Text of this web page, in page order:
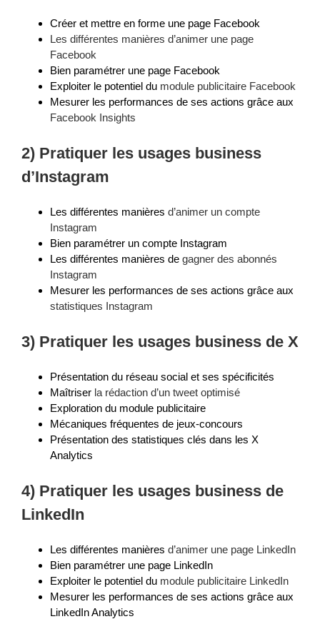
Créer et mettre en forme une page Facebook
Les différentes manières d’animer une page
Facebook
Bien paramétrer une page Facebook
Exploiter le potentiel du module publicitaire Facebook
Mesurer les performances de ses actions grâce aux
Facebook Insights
2) Pratiquer les usages business
d’Instagram
Les différentes manières d’animer un compte
Instagram
Bien paramétrer un compte Instagram
Les différentes manières de gagner des abonnés
Instagram
Mesurer les performances de ses actions grâce aux
statistiques Instagram
3) Pratiquer les usages business de X
Présentation du réseau social et ses spécificités
Maîtriser la rédaction d’un tweet optimisé
Exploration du module publicitaire
Mécaniques fréquentes de jeux-concours
Présentation des statistiques clés dans les X
Analytics
4) Pratiquer les usages business de
LinkedIn
Les différentes manières d’animer une page LinkedIn
Bien paramétrer une page LinkedIn
Exploiter le potentiel du module publicitaire LinkedIn
Mesurer les performances de ses actions grâce aux
LinkedIn Analytics